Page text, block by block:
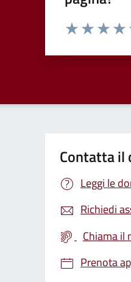
Valuta da 1 a 5
Contatta il
Leggi le
Richiedi
Chiama il
Prenota